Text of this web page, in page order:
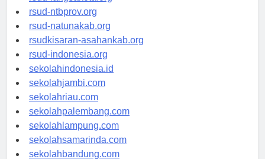
rsud-langsakota.org
rsud-ntbprov.org
rsud-natunakab.org
rsudkisaran-asahankab.org
rsud-indonesia.org
sekolahindonesia.id
sekolahjambi.com
sekolahriau.com
sekolahpalembang.com
sekolahlampung.com
sekolahsamarinda.com